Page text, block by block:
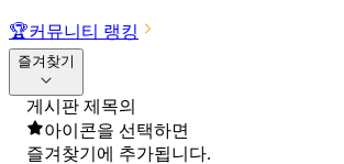
🏆커뮤니티 랭킹
즐겨찾기
게시판 제목의
아이콘을 선택하면
즐겨찾기에 추가됩니다.